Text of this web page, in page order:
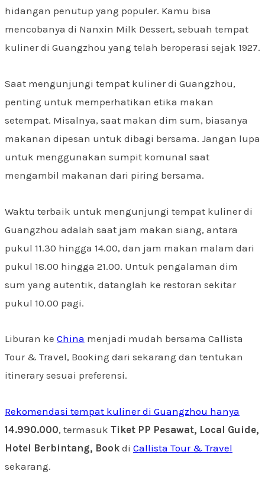
hidangan penutup yang populer. Kamu bisa
mencobanya di Nanxin Milk Dessert, sebuah tempat
kuliner di Guangzhou yang telah beroperasi sejak 1927.
Saat mengunjungi tempat kuliner di Guangzhou,
penting untuk memperhatikan etika makan
setempat. Misalnya, saat makan dim sum, biasanya
makanan dipesan untuk dibagi bersama. Jangan lupa
untuk menggunakan sumpit komunal saat
mengambil makanan dari piring bersama.
Waktu terbaik untuk mengunjungi tempat kuliner di
Guangzhou adalah saat jam makan siang, antara
pukul 11.30 hingga 14.00, dan jam makan malam dari
pukul 18.00 hingga 21.00. Untuk pengalaman dim
sum yang autentik, datanglah ke restoran sekitar
pukul 10.00 pagi.
Liburan ke China menjadi mudah bersama Callista
Tour & Travel, Booking dari sekarang dan tentukan
itinerary sesuai preferensi.
Rekomendasi tempat kuliner di Guangzhou hanya
14.990.000, termasuk Tiket PP Pesawat, Local Guide,
Hotel Berbintang, Book di Callista Tour & Travel
sekarang.